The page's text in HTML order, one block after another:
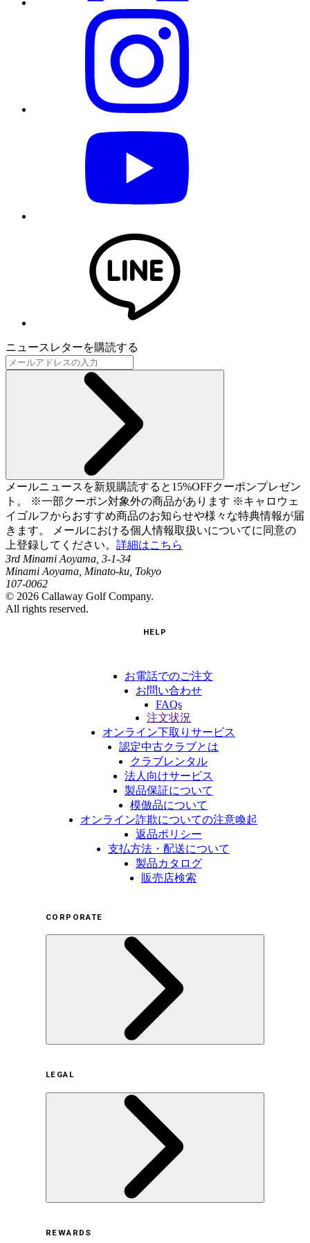
ニュースレターを購読する
メールニュースを新規購読すると15%OFFクーポンプレゼン
ト。 ※一部クーポン対象外の商品があります ※キャロウェ
イゴルフからおすすめ商品のお知らせや様々な特典情報が届
きます。 メールにおける個人情報取扱いについてに同意の
上登録してください。 詳細はこちら
3rd Minami Aoyama, 3-1-34
Minami Aoyama, Minato-ku, Tokyo
107-0062
© 2026 Callaway Golf Company.
All rights reserved.
HELP
お電話でのご注文
お問い合わせ
FAQs
注文状況
オンライン下取りサービス
認定中古クラブとは
クラブレンタル
法人向けサービス
製品保証について
模倣品について
オンライン詐欺についての注意喚起
返品ポリシー
支払方法・配送について
製品カタログ
販売店検索
CORPORATE
サステナビリティの取り組み（日本）
サステナビリティの取り組み（米国/英語）
ヒストリー
採用情報
LEGAL
REWARDS